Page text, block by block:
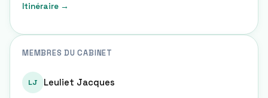
Itinéraire →
MEMBRES DU CABINET
LJ Leuliet Jacques